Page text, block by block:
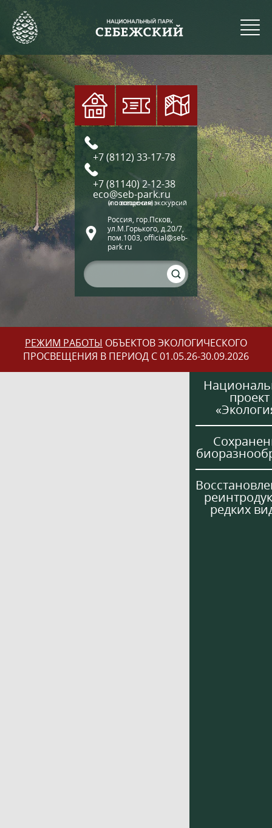
+7 (8112) 33-17-78
+7 (81140) 2-12-38
eco@seb-park.ru
(по вопросам экскурсий и посещения)
Россия, гор.Псков,
ул.М.Горького, д.20/7,
пом.1003, official@seb-
park.ru
РЕЖИМ РАБОТЫ ОБЪЕКТОВ ЭКОЛОГИЧЕСКОГО
ПРОСВЕЩЕНИЯ В ПЕРИОД С 01.05.26-30.09.2026
проект
редких